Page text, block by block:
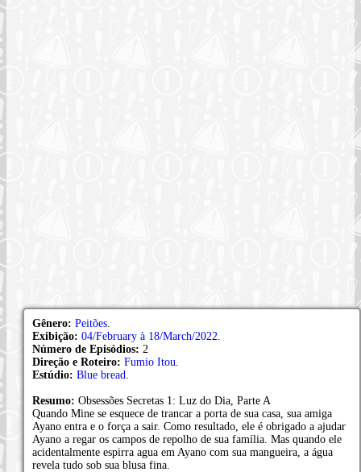
Gênero: Peitões
Exibição: 04/February à 18/March/2022
Número de Episódios: 2
Direção e Roteiro: Fumio Itou
Estúdio: Blue bread
Resumo: Obsessões Secretas 1: Luz do Dia, Parte A
Quando Mine se esquece de trancar a porta de sua casa, sua amiga
Ayano entra e o força a sair. Como resultado, ele é obrigado a ajudar
Ayano a regar os campos de repolho de sua família. Mas quando ele
acidentalmente espirra agua em Ayano com sua mangueira, a água
revela tudo sob sua blusa fina.